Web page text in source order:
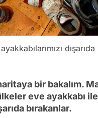
dışarıda
bir bakalım.
eve ayakkabı
bırakanlar.